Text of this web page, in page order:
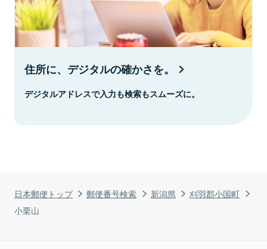
日本郵便トップ 郵便番号検索 新潟県
刈羽郡小国町
小栗山
住所に、デジタルの確かさを。
デジタルアドレスで入力も検索もスムーズに。